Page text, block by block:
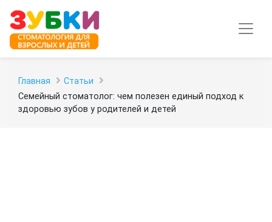
Главная
Статьи
Семейный стоматолог: чем полезен единый подход к
здоровью зубов у родителей и детей